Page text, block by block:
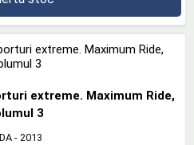
extreme. Maximum Ride,
3
- 2013